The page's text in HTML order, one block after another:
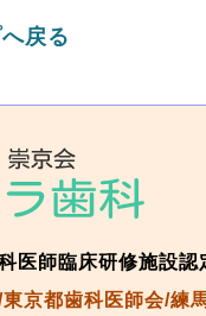
戻る
医師臨床研修施設認
京都歯科医師会/練